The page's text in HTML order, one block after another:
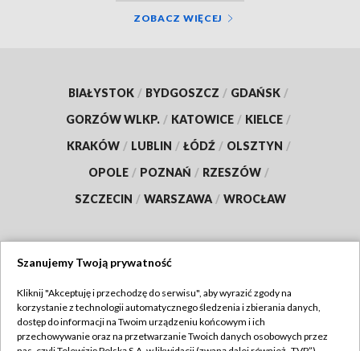
ZOBACZ WIĘCEJ
BIAŁYSTOK / BYDGOSZCZ / GDAŃSK /
GORZÓW WLKP. / KATOWICE / KIELCE /
KRAKÓW / LUBLIN / ŁÓDŹ / OLSZTYN /
OPOLE / POZNAŃ / RZESZÓW /
SZCZECIN / WARSZAWA / WROCŁAW
TVP
Abonament TVP
Regulamin TVP
Szanujemy Twoją prywatność
Kliknij "Akceptuję i przechodzę do serwisu", aby wyrazić zgody na
korzystanie z technologii automatycznego śledzenia i zbierania danych,
dostęp do informacji na Twoim urządzeniu końcowym i ich
przechowywanie oraz na przetwarzanie Twoich danych osobowych przez